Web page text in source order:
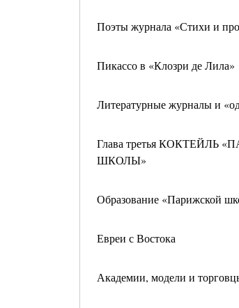
Поэты журнала «Стихи и
Пикассо в «Клозри де Лила»
Литературные журналы и
Глава третья КОКТЕЙЛЬ
ШКОЛЫ»
Образование «Парижской
Евреи с Востока
Академии, модели и